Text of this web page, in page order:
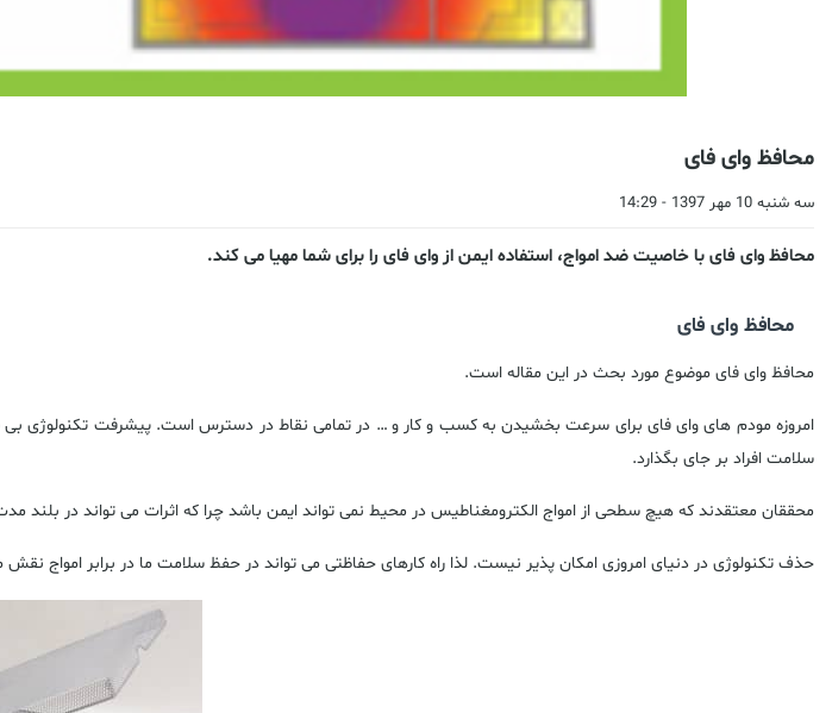
محافظ وای فای
سه شنبه 10 مهر 1397 - 14:29
محافظ وای فای با خاصیت ضد امواج، استفاده ایمن از وای فای را برای شما مهیا می کند.
محافظ وای فای
محافظ وای فای موضوع مورد بحث در این مقاله است.
امروزه مودم های وای فای برای سرعت بخشیدن به کسب و کار و … در تمامی نقاط در دسترس است. پیشرفت تکنولوژی
سلامت افراد بر جای بگذارد.
محققان معتقدند که هیچ سطحی از امواج الکترومغناطیس در محیط نمی تواند ایمن باشد چرا که اثرات می تواند در بلند
حذف تکنولوژی در دنیای امروزی امکان پذیر نیست. لذا راه کارهای حفاظتی می تواند در حفظ سلامت ما در برابر امواج